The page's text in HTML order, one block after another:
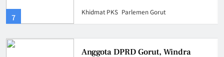
Sejumlah Masjid di Kwandang
Khidmat PKS Parlemen Gorut
Anggota DPRD Gorut, Windra
11